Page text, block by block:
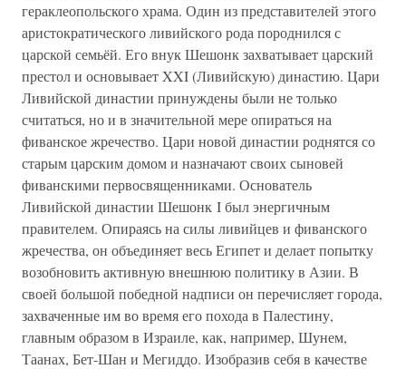
гераклеопольского храма. Один из представителей этого
аристократического ливийского рода породнился с
царской семьёй. Его внук Шешонк захватывает царский
престол и основывает XXI (Ливийскую) династию. Цари
Ливийской династии принуждены были не только
считаться, но и в значительной мере опираться на
фиванское жречество. Цари новой династии роднятся со
старым царским домом и назначают своих сыновей
фиванскими первосвященниками. Основатель
Ливийской династии Шешонк I был энергичным
правителем. Опираясь на силы ливийцев и фиванского
жречества, он объединяет весь Египет и делает попытку
возобновить активную внешнюю политику в Азии. В
своей большой победной надписи он перечисляет города,
захваченные им во время его похода в Палестину,
главным образом в Израиле, как, например, Шунем,
Таанах, Бет-Шан и Мегиддо. Изобразив себя в качестве